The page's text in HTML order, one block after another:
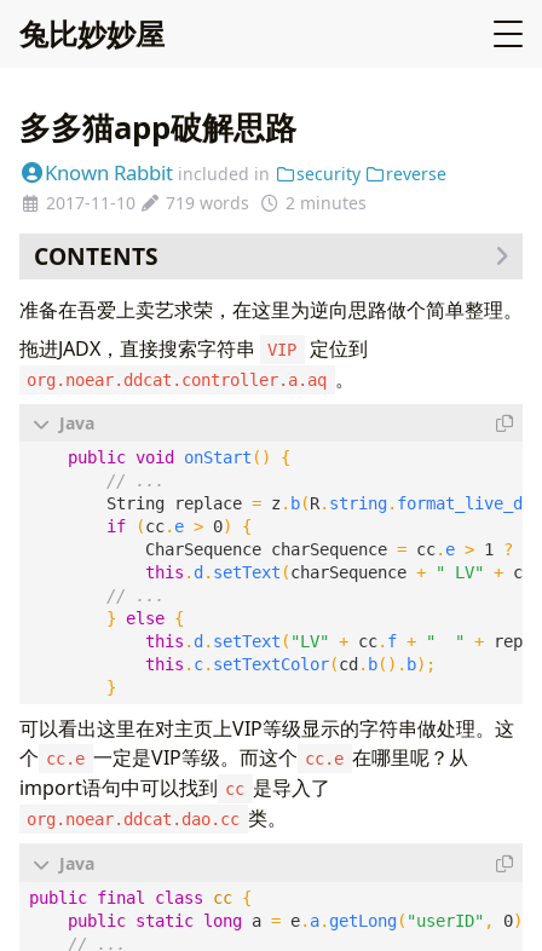
兔比妙妙屋
多多猫app破解思路
Known Rabbit included in security
reverse
2017-11-10
719 words 2 minutes
CONTENTS
准备在吾爱上卖艺求荣，在这里为逆向思路做个简单整理。
拖进JADX，直接搜索字符串
VIP 定位到
org.noear.ddcat.controller.a.aq 。
public void onStart ()
{
String
replace = z . b(R. string.
if
(cc. e > 0)
{
CharSequence charSequence = cc. e > 1 ?
this . d . setText (charSequence + " LV" + cc
}
else {
this . d . setText ( "LV" + cc. f + "  " +
this . c. setTextColor(cd . b(). b);
}
可以看出这里在对主页上VIP等级显示的字符串做处理。这
个 cc.e 一定是VIP等级。而这个 cc.e 在哪里呢？从
import语句中可以找到 cc 是导入了
org.noear.ddcat.dao.cc 类。
public final class cc {
public static long a = e. a. getLong( "userID" , 0);